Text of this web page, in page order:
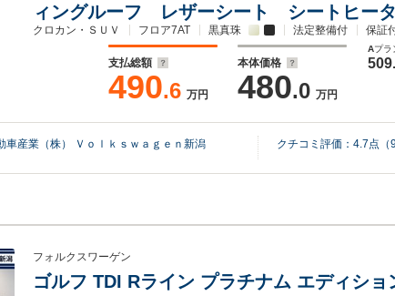
ィングルーフ レザーシート シートヒー
クロカン・ＳＵＶ フロア7AT 黒真珠 法定整備付 保証
支払総額
490.6 万円
本体価格
480.0 万円
Aプラ
車産業（株） Ｖｏｌｋｓｗａｇｅｎ新潟 クチコミ評価： 4.7点（
フォルクスワーゲン
ゴルフ TDI Rライン プラチナム エディショ